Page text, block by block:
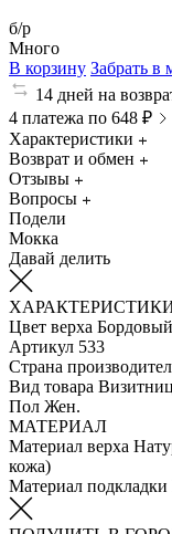
б/р
Много
В корзину Забрать в
14 дней на
4 платежа по 648 ₽
Характеристики
Возврат и обмен
Отзывы
Вопросы
Подели
Мокка
Давай делить
Цвет верха Бордовый
Артикул 533
Страна
Вид товара
Пол Жен.
МАТЕРИАЛ
Материал верха
кожа)
Материал подкладки